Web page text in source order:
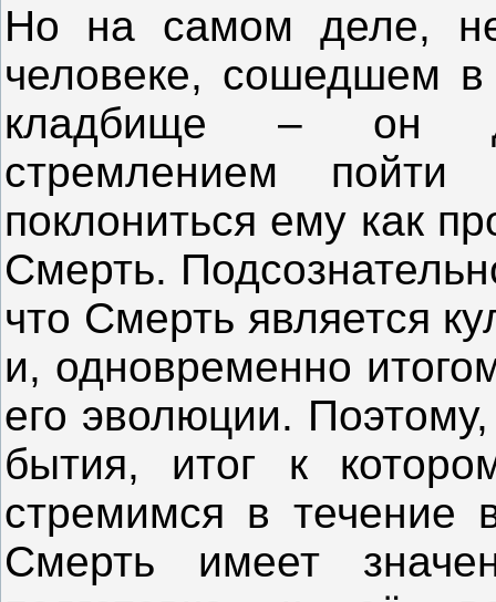
Но на самом деле,
человеке, сошедшем в
кладбище – он
стремлением пойти
поклониться ему как
Смерть.
что Смерть является
и, одновременно
его эволюции.
бытия, итог к
стремимся в течение
Смерть имеет